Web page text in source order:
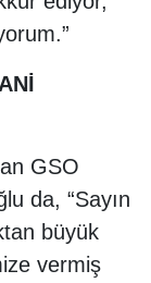
GSO
da, “Sayın
büyük
vermiş